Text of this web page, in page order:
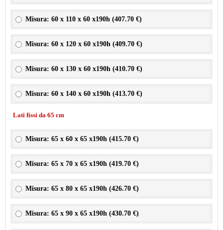
Misura: 60 x 110 x 60 x190h (407.70 €)
Misura: 60 x 120 x 60 x190h (409.70 €)
Misura: 60 x 130 x 60 x190h (410.70 €)
Misura: 60 x 140 x 60 x190h (413.70 €)
Lati fissi da 65 cm
Misura: 65 x 60 x 65 x190h (415.70 €)
Misura: 65 x 70 x 65 x190h (419.70 €)
Misura: 65 x 80 x 65 x190h (426.70 €)
Misura: 65 x 90 x 65 x190h (430.70 €)